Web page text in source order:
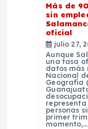
Más de
sin
oficial
julio 27,
Aunque
una tasa
datos más
Nacional
Geografía
personas
primer
momento,…